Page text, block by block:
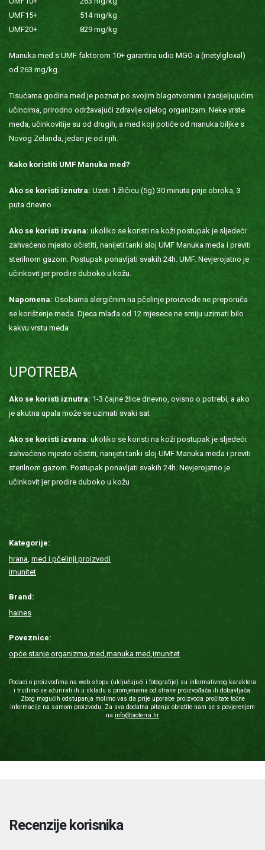
UMF15+ 514 mg/kg
UMF20+ 829 mg/kg
Manuka med s UMF faktorom 10+ garantira udio MGO-a (metylgloxal)
od 263 mg/kg.
Tisućama godina med je poznat po svojim blagotvornim i zacijeljujućim
učincima, prirodno održavajući zdravlje cijelog organizam. Neke vrste
meda, učinkovitije su od drugih, a med koji potiče od manuka biljke s
Novog Zelanda, jedan je od njih.
Kako koristiti UMF Manuka med?
Ako se koristi iznutra: Uzeti 1 žličicu (5g) 30 minuta prije obroka, 3
puta dnevno
Ako se koristi izvana: ukoliko se koristi na koži postupak je sljedeći:
zahvaćeno mjesto očistiti, nanijeti tanki sloj UMF Manuka meda i previti
sterilnom gazom. Postupak ponavljati svakih 24h. UMF. Nevjerojatno je
učinkovit jer prodire duboko u kožu.
Napomena: Osobama alergičnim na pčelinje proizvode ne preporuča
se korištenje meda. Djeca mlađa od 12 mjesece ne smiju uzimati bilo
kakvu vrstu meda
UPOTREBA
Ako se koristi iznutra: 1-3 čajne žlice dnevno, ovisno o potrebi, a ako
je akutna upala može se uzimati svaki sat
Ako se koristi izvana: ukoliko se koristi na koži postupak je sljedeći:
zahvaćeno mjesto očistiti, nanijeti tanki sloj UMF Manuka meda i previti
sterilnom gazom. Postupak ponavljati svakih 24h. Nevjerojatno je
učinkovit jer prodire duboko u kožu
Kategorije:
hrana, med i pčelinji proizvodi
imunitet
Brand:
haines
Poveznice:
opće stanje organizma,med,manuka med,imunitet
Podaci o proizvodima na web shopu (uključujući i fotografije) su informativnog karaktera
i trudimo se ažurirati ih u skladu s promjenama od strane proizvođača ili dobavljača.
Zbog mogućih odstupanja molimo vas da prije uporabe proizvoda pročitate točne
informacije na samom proizvodu. Za sva dodatna pitanja obratite nam se s povjerenjem
na info@bioterra.hr
Recenzije korisnika